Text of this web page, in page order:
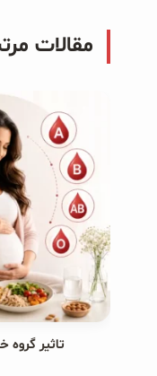
مقالات
تاثیر گروه